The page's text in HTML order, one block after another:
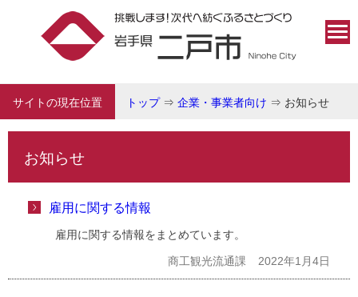
サイトの現在位置 トップ⇒ 企業・事業者向け ⇒ お知らせ
お知らせ
雇用に関する情報
雇用に関する情報をまとめています。
商工観光流通課 2022年1月4日